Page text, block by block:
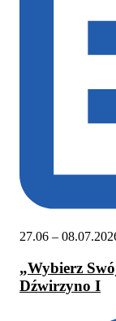
27.06 –
„Wybierz
Dźwirzyno I